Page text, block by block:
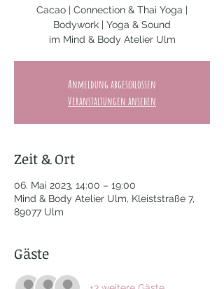
Cacao | Connection & Thai Yoga |
Bodywork | Yoga & Sound
im Mind & Body Atelier Ulm
Anmeldung abgeschlossen
Veranstaltungen ansehen
Zeit & Ort
06. Mai 2023, 14:00 – 19:00
Mind & Body Atelier Ulm, Kleiststraße 7,
89077 Ulm
Gäste